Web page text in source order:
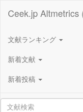
Ceek.jp Altmetrics
文献ランキング
新着文献
新着投稿